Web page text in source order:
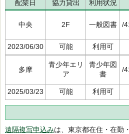
配架日 協力貸出 利用状況
中央 2F 一般図書 /
2023/06/30 可能 利用可
多摩
青少年エリ
ア
青少年図
書
/
2025/03/23 可能 利用可
遠隔複写申込みは、東京都在住・在勤